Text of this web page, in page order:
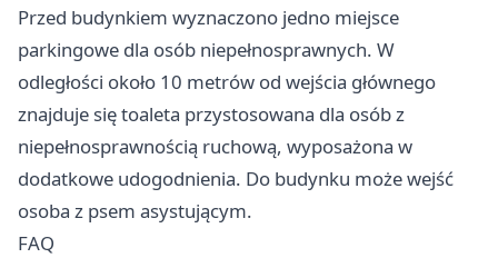
Przed budynkiem wyznaczono jedno miejsce
parkingowe dla osób niepełnosprawnych. W
odległości około 10 metrów od wejścia głównego
znajduje się toaleta przystosowana dla osób z
niepełnosprawnością ruchową, wyposażona w
dodatkowe udogodnienia. Do budynku może wejść
osoba z psem asystującym.
FAQ